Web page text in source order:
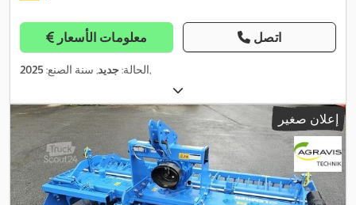
معلومات الأسعار اتصل
الحالة:جديد, سنة الصنع: 2025 ,
إعلان صغير